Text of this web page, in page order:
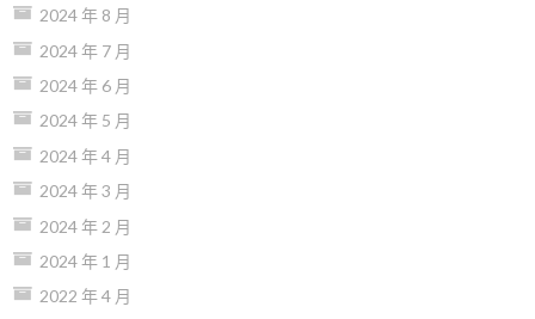
2024 年 8 月
2024 年 7 月
2024 年 6 月
2024 年 5 月
2024 年 4 月
2024 年 3 月
2024 年 2 月
2024 年 1 月
2022 年 4 月